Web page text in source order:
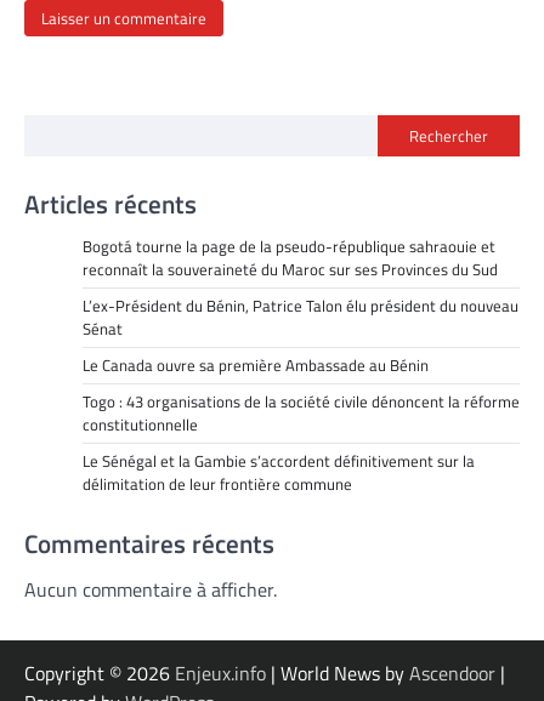
Rechercher
Articles récents
Bogotá tourne la page de la pseudo-république sahraouie et
reconnaît la souveraineté du Maroc sur ses Provinces du Sud
L’ex-Président du Bénin, Patrice Talon élu président du nouveau
Sénat
Le Canada ouvre sa première Ambassade au Bénin
Togo : 43 organisations de la société civile dénoncent la réforme
constitutionnelle
Le Sénégal et la Gambie s’accordent définitivement sur la
délimitation de leur frontière commune
Commentaires récents
Aucun commentaire à afficher.
Copyright © 2026 Enjeux.info | World News byAscendoor |